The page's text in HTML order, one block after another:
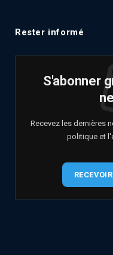
Rester informé
S'abonner
Recevez les dernières
politique et